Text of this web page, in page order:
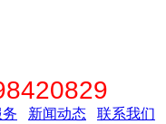
新闻动态 联系我们